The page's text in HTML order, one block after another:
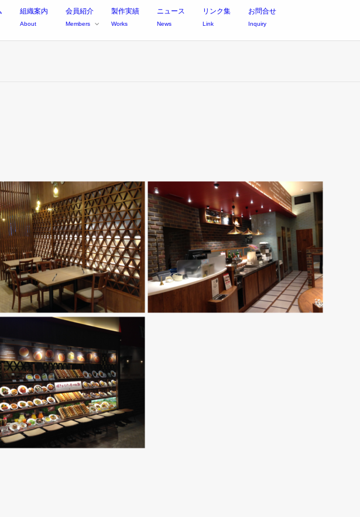
組織案内
About
会員紹介
Members
製作実績
Works
ニュース
News
リンク集
Link
お問合せ
Inquiry